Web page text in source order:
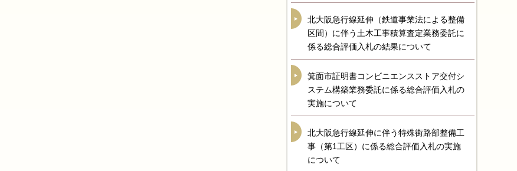
北大阪急行線延伸（鉄道事業法による整備
区間）に伴う土木工事積算査定業務委託に
係る総合評価入札の結果について
箕面市証明書コンビニエンスストア交付シ
ステム構築業務委託に係る総合評価入札の
実施について
北大阪急行線延伸に伴う特殊街路部整備工
事（第1工区）に係る総合評価入札の実施
について